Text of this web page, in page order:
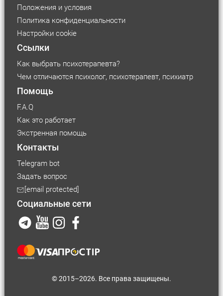
Размер шрифта
Маленький
Средний
Большой
контейнера
Большой
Положения и условия
Политика конфиденциальности
Настройки cookie
Ссылки
Как выбрать психотерапевта?
Чем отличаются психолог, психотерапевт, психиатр
Помощь
F.A.Q
Как это работает
Экстренная помощь
Контакты
Telegram bot
Задать вопрос
[email protected]
Социальные сети
© 2015–2026. Все права защищены.